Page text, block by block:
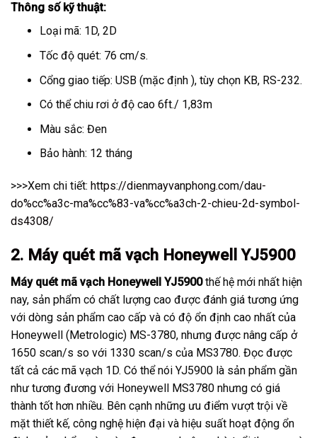
Thông số kỹ thuật:
Loại mã: 1D, 2D
Tốc độ quét: 76 cm/s.
Cổng giao tiếp: USB (mặc định ), tùy chọn KB, RS-232.
Có thể chiu rơi ở độ cao 6ft./ 1,83m
Màu sắc: Đen
Bảo hành: 12 tháng
>>>Xem chi tiết: https://dienmayvanphong.com/dau-
do%cc%a3c-ma%cc%83-va%cc%a3ch-2-chieu-2d-symbol-
ds4308/
2. Máy quét mã vạch Honeywell YJ5900
Máy quét mã vạch Honeywell YJ5900thế hệ mới nhất hiện
nay, sản phẩm có chất lượng cao được đánh giá tương ứng
với dòng sản phẩm cao cấp và có độ ổn định cao nhất của
Honeywell (Metrologic) MS-3780, nhưng được nâng cấp ở
1650 scan/s so với 1330 scan/s của MS3780. Đọc được
tất cả các mã vạch 1D. Có thể nói YJ5900 là sản phẩm gần
như tương đương với Honeywell MS3780 nhưng có giá
thành tốt hơn nhiều. Bên cạnh những ưu điểm vượt trội về
mặt thiết kế, công nghệ hiện đại và hiệu suất hoạt động ổn